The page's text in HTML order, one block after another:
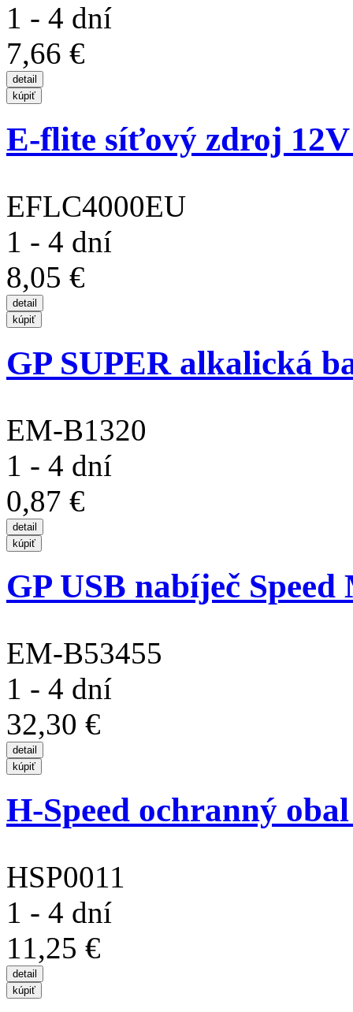
1 - 4 dní
7,66 €
E-flite síťový zdroj
EFLC4000EU
1 - 4 dní
8,05 €
GP SUPER alkalická
EM-B1320
1 - 4 dní
0,87 €
GP USB nabíječ
EM-B53455
1 - 4 dní
32,30 €
H-Speed ochranný
HSP0011
1 - 4 dní
11,25 €